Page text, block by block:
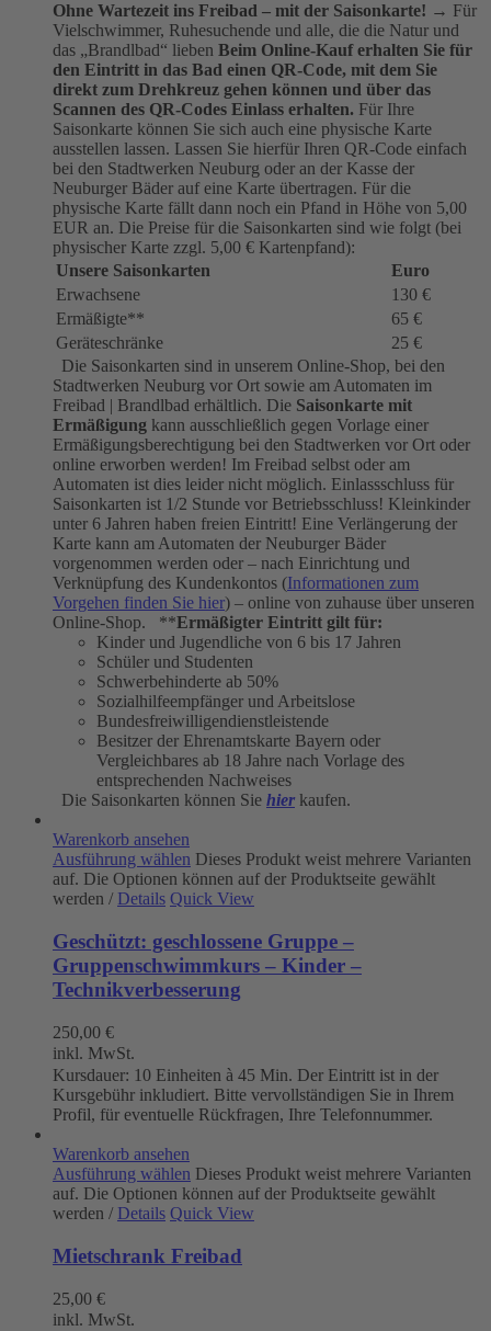
Ohne Wartezeit ins Freibad – mit der Saisonkarte! → Für
Vielschwimmer, Ruhesuchende und alle, die die Natur und
das „Brandlbad“ lieben Beim Online-Kauf erhalten Sie für
den Eintritt in das Bad einen QR-Code, mit dem Sie
direkt zum Drehkreuz gehen können und über das
Scannen des QR-Codes Einlass erhalten. Für Ihre
Saisonkarte können Sie sich auch eine physische Karte
ausstellen lassen. Lassen Sie hierfür Ihren QR-Code einfach
bei den Stadtwerken Neuburg oder an der Kasse der
Neuburger Bäder auf eine Karte übertragen. Für die
physische Karte fällt dann noch ein Pfand in Höhe von 5,00
EUR an. Die Preise für die Saisonkarten sind wie folgt (bei
physischer Karte zzgl. 5,00 € Kartenpfand):
Unsere Saisonkarten
Euro
Erwachsene
130 €
Ermäßigte**
65 €
Geräteschränke
25 €
Die Saisonkarten sind in unserem Online-Shop, bei den
Stadtwerken Neuburg vor Ort sowie am Automaten im
Freibad | Brandlbad erhältlich. Die Saisonkarte mit
Ermäßigung kann ausschließlich gegen Vorlage einer
Ermäßigungsberechtigung bei den Stadtwerken vor Ort oder
online erworben werden! Im Freibad selbst oder am
Automaten ist dies leider nicht möglich. Einlassschluss für
Saisonkarten ist 1/2 Stunde vor Betriebsschluss! Kleinkinder
unter 6 Jahren haben freien Eintritt! Eine Verlängerung der
Karte kann am Automaten der Neuburger Bäder
vorgenommen werden oder – nach Einrichtung und
Verknüpfung des Kundenkontos (Informationen zum
Vorgehen finden Sie hier) – online von zuhause über unseren
Online-Shop. **Ermäßigter Eintritt gilt für:
Kinder und Jugendliche von 6 bis 17 Jahren
Schüler und Studenten
Schwerbehinderte ab 50%
Sozialhilfeempfänger und Arbeitslose
Bundesfreiwilligendienstleistende
Besitzer der Ehrenamtskarte Bayern oder
Vergleichbares ab 18 Jahre nach Vorlage des
entsprechenden Nachweises
Die Saisonkarten können Sie hier kaufen.
Warenkorb ansehen
Ausführung wählen Dieses Produkt weist mehrere Varianten
auf. Die Optionen können auf der Produktseite gewählt
werden / Details Quick View
Geschützt: geschlossene Gruppe –
Gruppenschwimmkurs – Kinder –
Technikverbesserung
250,00 €
inkl. MwSt.
Kursdauer: 10 Einheiten à 45 Min. Der Eintritt ist in der
Kursgebühr inkludiert. Bitte vervollständigen Sie in Ihrem
Profil, für eventuelle Rückfragen, Ihre Telefonnummer.
Warenkorb ansehen
Ausführung wählen Dieses Produkt weist mehrere Varianten
auf. Die Optionen können auf der Produktseite gewählt
werden / Details Quick View
Mietschrank Freibad
25,00 €
inkl. MwSt.